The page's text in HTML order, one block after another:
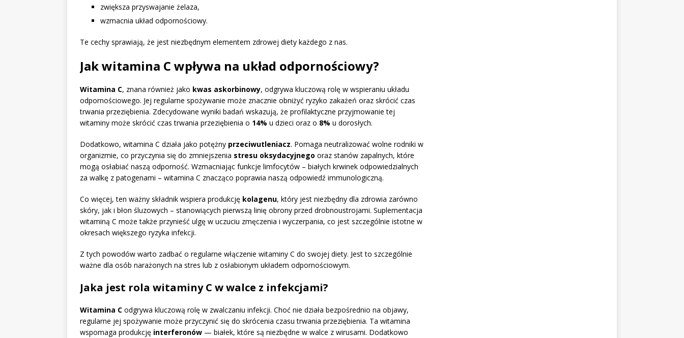
zwiększa przyswajanie żelaza,
wzmacnia układ odpornościowy.
Te cechy sprawiają, że jest niezbędnym elementem zdrowej diety każdego z nas.
Jak witamina C wpływa na układ odpornościowy?
Witamina C, znana również jako kwas askorbinowy, odgrywa kluczową rolę w wspieraniu układu
odpornościowego. Jej regularne spożywanie może znacznie obniżyć ryzyko zakażeń oraz skrócić czas
trwania przeziębienia. Zdecydowane wyniki badań wskazują, że profilaktyczne przyjmowanie tej
witaminy może skrócić czas trwania przeziębienia o 14% u dzieci oraz o 8% u dorosłych.
Dodatkowo, witamina C działa jako potężny przeciwutleniacz. Pomaga neutralizować wolne rodniki w
organizmie, co przyczynia się do zmniejszenia stresu oksydacyjnego oraz stanów zapalnych, które
mogą osłabiać naszą odporność. Wzmacniając funkcje limfocytów – białych krwinek odpowiedzialnych
za walkę z patogenami – witamina C znacząco poprawia naszą odpowiedź immunologiczną.
Co więcej, ten ważny składnik wspiera produkcję kolagenu, który jest niezbędny dla zdrowia zarówno
skóry, jak i błon śluzowych – stanowiących pierwszą linię obrony przed drobnoustrojami. Suplementacja
witaminą C może także przynieść ulgę w uczuciu zmęczenia i wyczerpania, co jest szczególnie istotne w
okresach większego ryzyka infekcji.
Z tych powodów warto zadbać o regularne włączenie witaminy C do swojej diety. Jest to szczególnie
ważne dla osób narażonych na stres lub z osłabionym układem odpornościowym.
Jaka jest rola witaminy C w walce z infekcjami?
Witamina C odgrywa kluczową rolę w zwalczaniu infekcji. Choć nie działa bezpośrednio na objawy,
regularne jej spożywanie może przyczynić się do skrócenia czasu trwania przeziębienia. Ta witamina
wspomaga produkcję interferonów — białek, które są niezbędne w walce z wirusami. Dodatkowo